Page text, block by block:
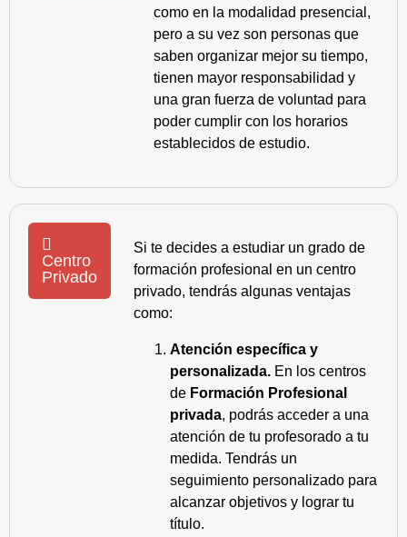
como en la modalidad presencial,
pero a su vez son personas que
saben organizar mejor su tiempo,
tienen mayor responsabilidad y
una gran fuerza de voluntad para
poder cumplir con los horarios
establecidos de estudio.
Centro
Privado
Si te decides a estudiar un grado de
formación profesional en un centro
privado, tendrás algunas ventajas
como:
Atención específica y
personalizada. En los centros
de Formación Profesional
privada, podrás acceder a una
atención de tu profesorado a tu
medida. Tendrás un
seguimiento personalizado para
alcanzar objetivos y lograr tu
título.